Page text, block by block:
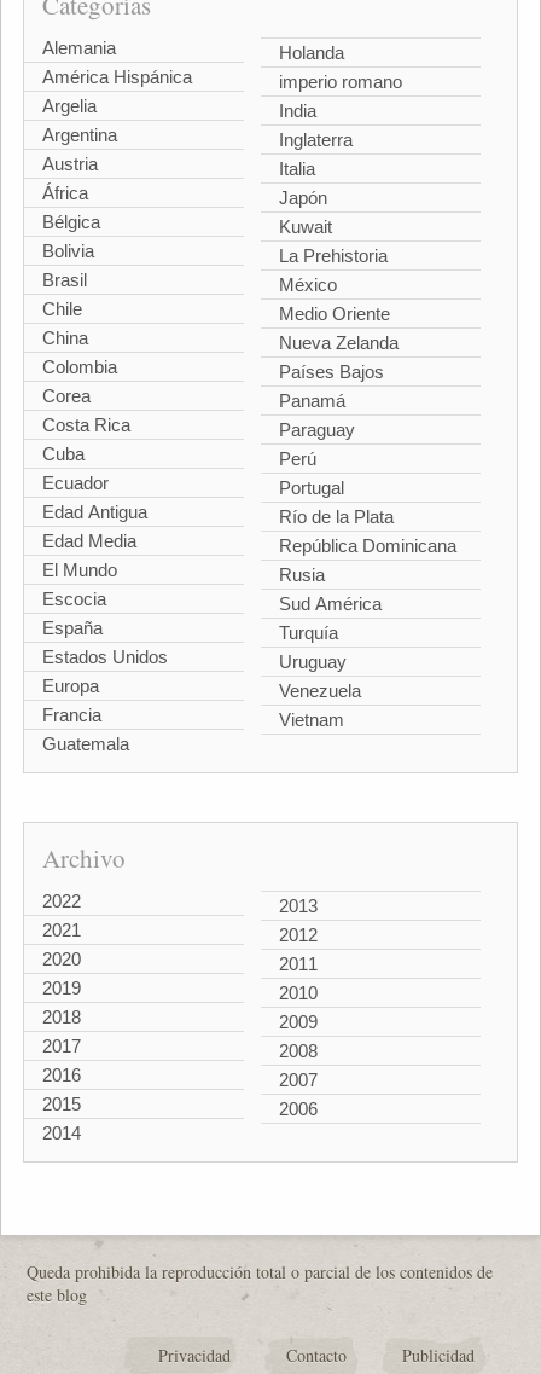
Alemania
América Hispánica
Argelia
Argentina
Austria
África
Bélgica
Bolivia
Brasil
Chile
China
Colombia
Corea
Costa Rica
Cuba
Ecuador
Edad Antigua
Edad Media
El Mundo
Escocia
España
Estados Unidos
Europa
Francia
Guatemala
Holanda
imperio romano
India
Inglaterra
Italia
Japón
Kuwait
La Prehistoria
México
Medio Oriente
Nueva Zelanda
Países Bajos
Panamá
Paraguay
Perú
Portugal
Río de la Plata
República Dominicana
Rusia
Sud América
Turquía
Uruguay
Venezuela
Vietnam
Archivo
2022
2021
2020
2019
2018
2017
2016
2015
2014
2013
2012
2011
2010
2009
2008
2007
2006
Queda prohibida la reproducción total o parcial de los contenidos de
este blog
Privacidad Contacto Publicidad